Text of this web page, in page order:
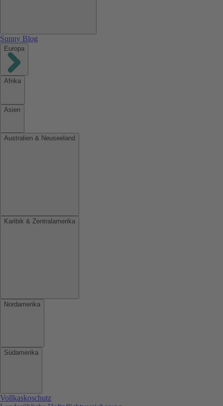
Sunny Blog
Europa
Afrika
Asien
Australien & Neuseeland
Karibik & Zentralamerika
Nordamerika
Südamerika
Vollkaskoschutz